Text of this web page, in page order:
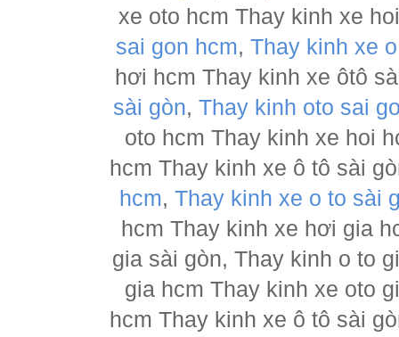
xe oto hcm Thay kinh xe
sai gon hcm,Thay kinh xe
hơi hcm Thay kinh xe ôtô
sài gòn, Thay kinh oto sai
oto hcm Thay kinh xe hoi
hcm Thay kinh xe ô tô sài
hcm, Thay kinh xe o to sài
hcm Thay kinh xe hơi gia
gia sài gòn, Thay kinh o to
gia hcm Thay kinh xe oto
hcm Thay kinh xe ô tô sài